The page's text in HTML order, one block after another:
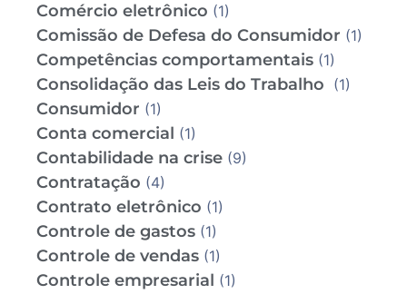
Comércio eletrônico (1)
Comissão de Defesa do Consumidor (1)
Competências comportamentais (1)
Consolidação das Leis do Trabalho (1)
Consumidor (1)
Conta comercial (1)
Contabilidade na crise (9)
Contratação (4)
Contrato eletrônico (1)
Controle de gastos (1)
Controle de vendas (1)
Controle empresarial (1)